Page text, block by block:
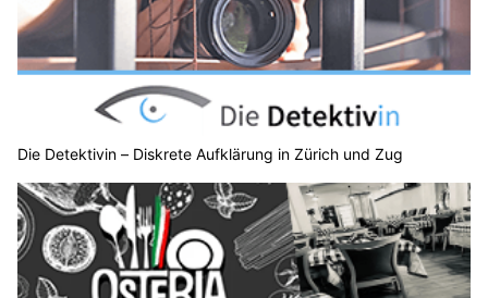
Die Detektivin – Diskrete Aufklärung in Zürich und Zug